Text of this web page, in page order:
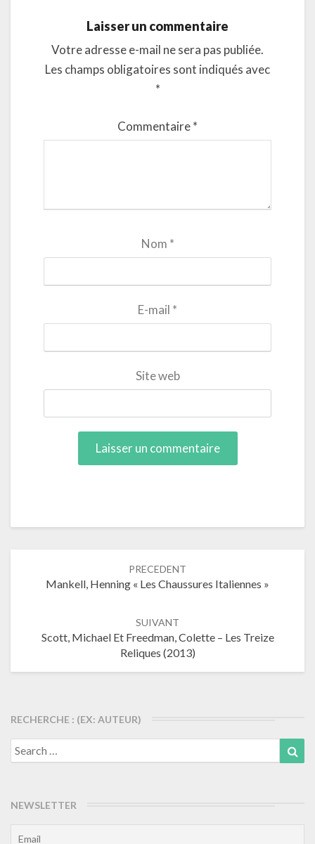
Laisser un commentaire
Votre adresse e-mail ne sera pas publiée.
Les champs obligatoires sont indiqués avec
*
Commentaire*
Nom *
E-mail *
Site web
PRECEDENT
Mankell, Henning « Les Chaussures Italiennes »
SUIVANT
Scott, Michael Et Freedman, Colette – Les Treize
Reliques (2013)
RECHERCHE : (EX: AUTEUR)
Search
for:
NEWSLETTER